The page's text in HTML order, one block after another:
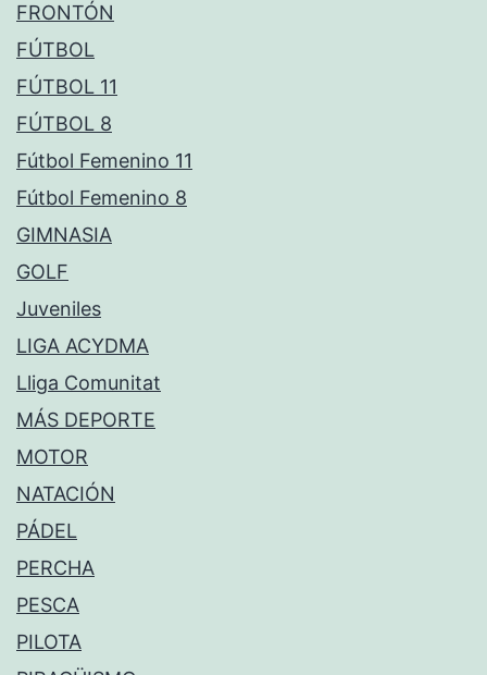
FRONTÓN
FÚTBOL
FÚTBOL 11
FÚTBOL 8
Fútbol Femenino 11
Fútbol Femenino 8
GIMNASIA
GOLF
Juveniles
LIGA ACYDMA
Lliga Comunitat
MÁS DEPORTE
MOTOR
NATACIÓN
PÁDEL
PERCHA
PESCA
PILOTA